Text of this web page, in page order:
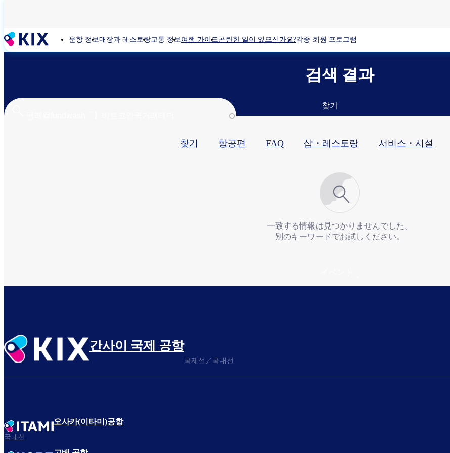
콘
텐
츠
기
운항 정보매장과 레스토랑교통 정보여행 가이드곤란한 일이 있으신가요?각종 회원 프로그램
검색 결과
찾기
찾기 항공편 FAQ 샵・레스토랑​ 서비스・시설​
一致する情報は見つかりませんでした。
別のキーワードでお試しください。
간사이 국제 공항
국제선／국내선
오사카(이타미)공항
국내선